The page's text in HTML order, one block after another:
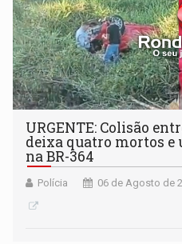
URGENTE: Colisão
deixa quatro mortos e
na BR-364
Polícia 06 de Agosto de